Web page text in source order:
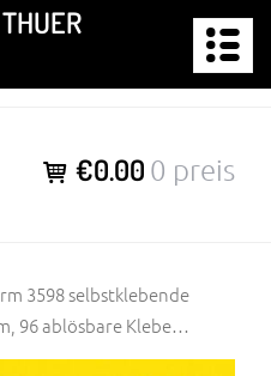
€0.00 0 preis
3598 selbstklebende
96 ablösbare Klebe…